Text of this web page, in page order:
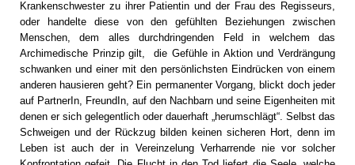
Krankenschwester zu ihrer Patientin und der Frau des Regisseurs,
oder handelte diese von den gefühlten Beziehungen zwischen
Menschen, dem alles durchdringenden Feld in welchem das
Archimedische Prinzip gilt, die Gefühle in Aktion und Verdrängung
schwanken und einer mit den persönlichsten Eindrücken von einem
anderen hausieren geht? Ein permanenter Vorgang, blickt doch jeder
auf PartnerIn, FreundIn, auf den Nachbarn und seine Eigenheiten mit
denen er sich gelegentlich oder dauerhaft „herumschlägt“. Selbst das
Schweigen und der Rückzug bilden keinen sicheren Hort, denn im
Leben ist auch der in Vereinzelung Verharrende nie vor solcher